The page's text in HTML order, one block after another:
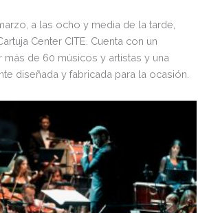
a las ocho y media de la tarde,
Center CITE. Cuenta con un
de 60 músicos y artistas y una
diseñada y fabricada para la ocasión.